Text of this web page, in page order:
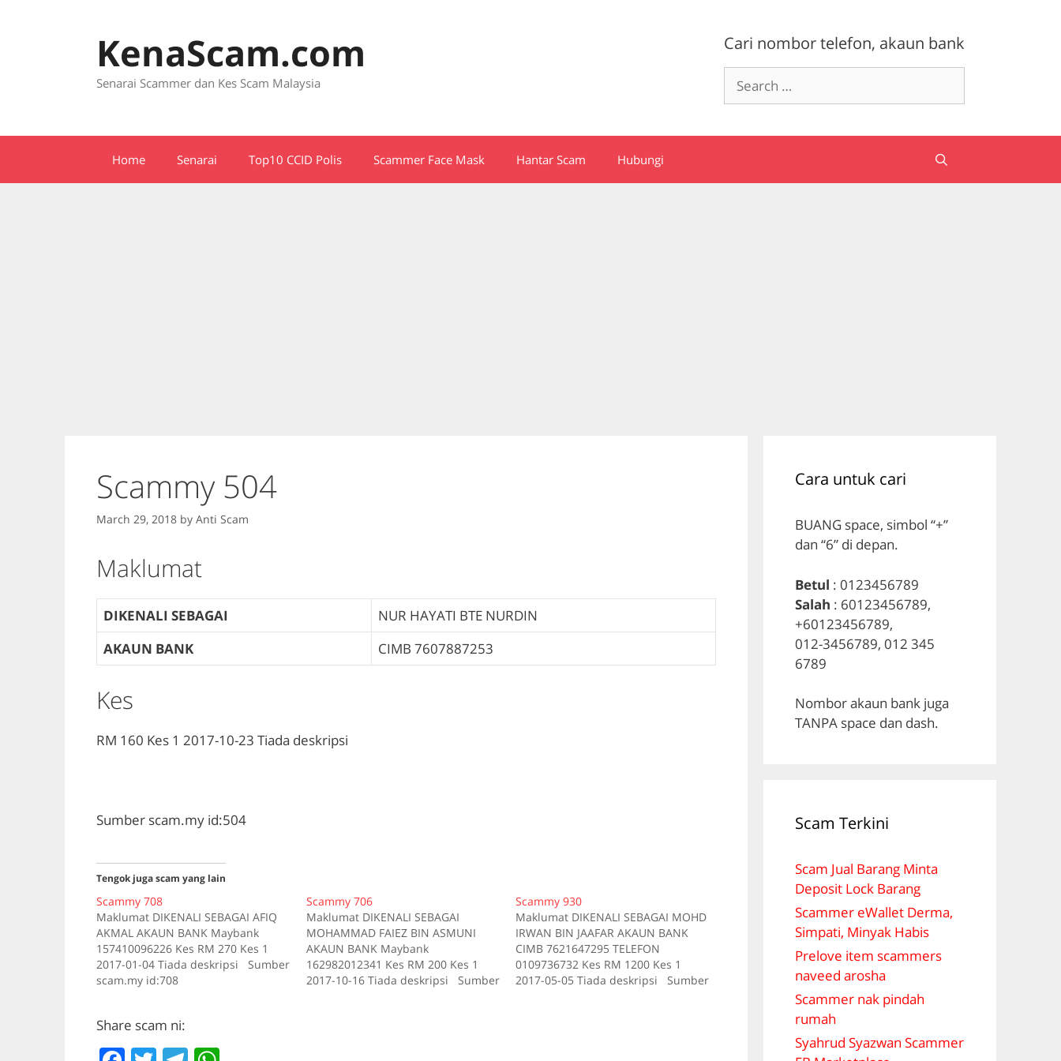
Cari nombor telefon, akaun bank
Search
for:
KenaScam.com
Senarai Scammer dan Kes Scam Malaysia
Home Senarai Top10 CCID Polis Scammer Face Mask Hantar Scam Hubungi
Scammy 504
March 29, 2018 by Anti Scam
Maklumat
DIKENALI SEBAGAI
NUR HAYATI BTE NURDIN
AKAUN BANK
CIMB 7607887253
Kes
RM 160 Kes 1 2017-10-23 Tiada deskripsi
Sumber scam.my id:504
Tengok juga scam yang lain
Scammy 708
Maklumat DIKENALI SEBAGAI AFIQ
AKMAL AKAUN BANK Maybank
157410096226 Kes RM 270 Kes 1
2017-01-04 Tiada deskripsi Sumber
scam.my id:708
Scammy 706
Maklumat DIKENALI SEBAGAI
MOHAMMAD FAIEZ BIN ASMUNI
AKAUN BANK Maybank
162982012341 Kes RM 200 Kes 1
2017-10-16 Tiada deskripsi Sumber
Scammy 930
Maklumat DIKENALI SEBAGAI MOHD
IRWAN BIN JAAFAR AKAUN BANK
CIMB 7621647295 TELEFON
0109736732 Kes RM 1200 Kes 1
2017-05-05 Tiada deskripsi Sumber
Share scam ni:
Cara untuk cari
BUANG space, simbol “+”
dan “6” di depan.
Betul : 0123456789
Salah : 60123456789,
+60123456789,
012-3456789, 012 345
6789
Nombor akaun bank juga
TANPA space dan dash.
Scam Terkini
Scam Jual Barang Minta
Deposit Lock Barang
Scammer eWallet Derma,
Simpati, Minyak Habis
Prelove item scammers
naveed arosha
Scammer nak pindah
rumah
Syahrud Syazwan Scammer